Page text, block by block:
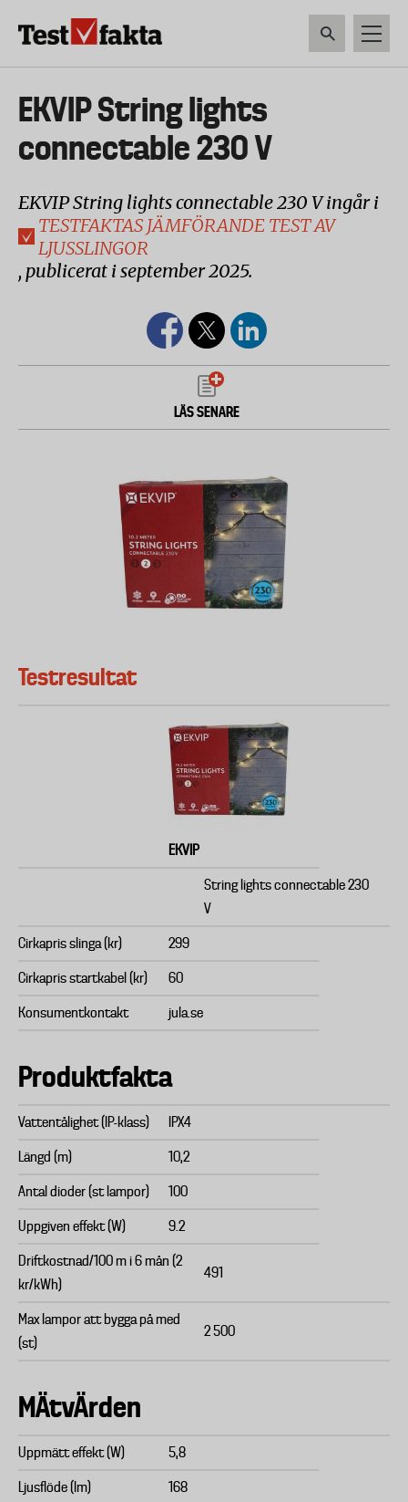
Huvudmeny
ny
EKVIP String lights
connectable 230 V
EKVIP String lights connectable 230 V ingår i
TESTFAKTAS JÄMFÖRANDE TEST AV
LJUSSLINGOR
, publicerat i september 2025.
LÄS SENARE
Testresultat
EKVIP
String lights connectable 230
V
Cirkapris slinga (kr) 299
Cirkapris startkabel (kr) 60
Konsumentkontakt jula.se
Produktfakta
Vattentålighet (IP-klass) IPX4
Längd (m) 10,2
Antal dioder (st lampor) 100
Uppgiven effekt (W) 9.2
Driftkostnad/100 m i 6 mån (2
kr/kWh)
491
Max lampor att bygga på med
(st)
2 500
MÄtvÄrden
Uppmätt effekt (W) 5,8
Ljusflöde (lm) 168